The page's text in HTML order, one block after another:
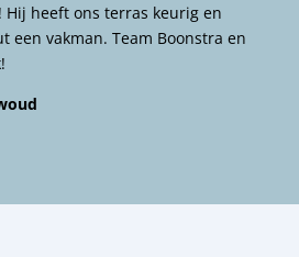
heeft ons terras keurig en
een vakman. Team Boonstra en